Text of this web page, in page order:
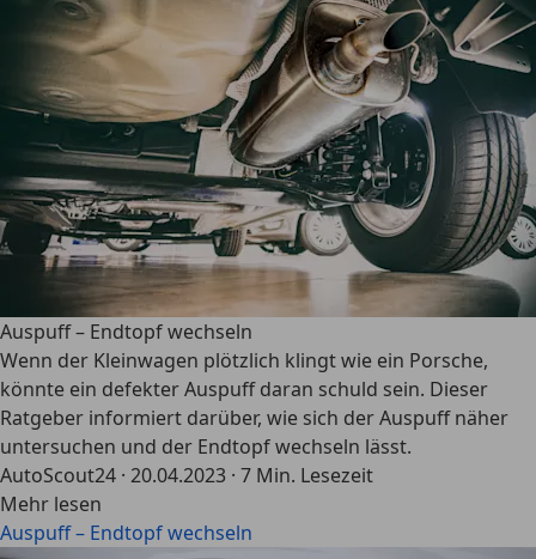
Auspuff – Endtopf wechseln
Wenn der Kleinwagen plötzlich klingt wie ein Porsche,
könnte ein defekter Auspuff daran schuld sein. Dieser
Ratgeber informiert darüber, wie sich der Auspuff näher
untersuchen und der Endtopf wechseln lässt.
AutoScout24 · 20.04.2023 · 7 Min. Lesezeit
Mehr lesen
Auspuff – Endtopf wechseln